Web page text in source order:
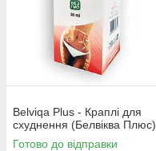
Belviqa Plus - Краплі для
схуднення (Белвіква Плюс)
Готово до відправки